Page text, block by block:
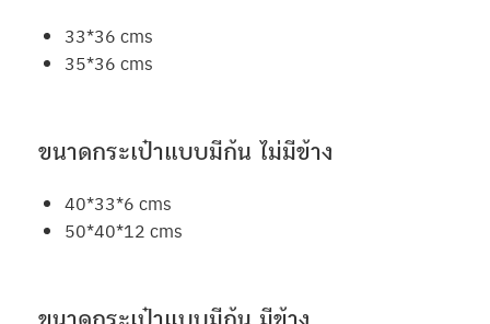
33*36 cms
35*36 cms
ขนาดกระเป๋าแบบมีก้น ไม่มีข้าง
40*33*6 cms
50*40*12 cms